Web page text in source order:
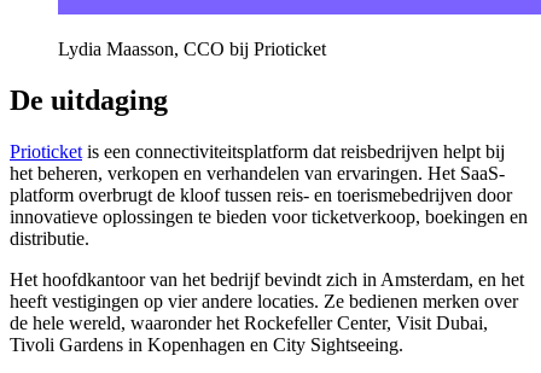
Lydia Maasson, CCO bij Prioticket
De uitdaging
Prioticket is een connectiviteitsplatform dat reisbedrijven helpt bij
het beheren, verkopen en verhandelen van ervaringen. Het SaaS-
platform overbrugt de kloof tussen reis- en toerismebedrijven door
innovatieve oplossingen te bieden voor ticketverkoop, boekingen en
distributie.
Het hoofdkantoor van het bedrijf bevindt zich in Amsterdam, en het
heeft vestigingen op vier andere locaties. Ze bedienen merken over
de hele wereld, waaronder het Rockefeller Center, Visit Dubai,
Tivoli Gardens in Kopenhagen en City Sightseeing.